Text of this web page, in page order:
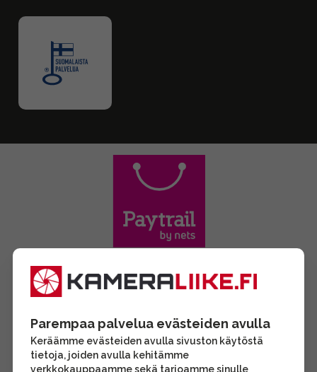
Parempaa palvelua evästeiden avulla
Keräämme evästeiden avulla sivuston käytöstä
tietoja, joiden avulla kehitämme
verkkokauppaamme sekä tarjoamme sinulle